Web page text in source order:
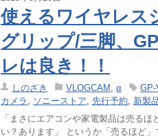
使えるワイヤレス
グリップ/三脚、
レは良き！！
しのざき VLOGCAM , α GP-
カメラ , ソニーストア, 先行予約, 新製
「まさにエアコンや家電製品は売る
い？あります」 というか「売るほど